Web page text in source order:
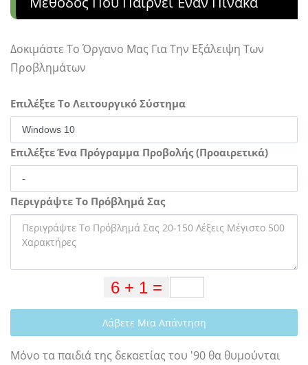
Δοκιμάστε Το Όργανο Μας Για Την Εξάλειψη Των
Προβλημάτων
Επιλέξτε Το Λειτουργικό Σύστημα
Επιλέξτε Ένα Πρόγραμμα Προβολής (Προαιρετικά)
Περιγράψτε Το Πρόβλημά Σας
Λάβετε Μια Απάντηση
Μόνο τα παιδιά της δεκαετίας του '90 θα θυμούνται